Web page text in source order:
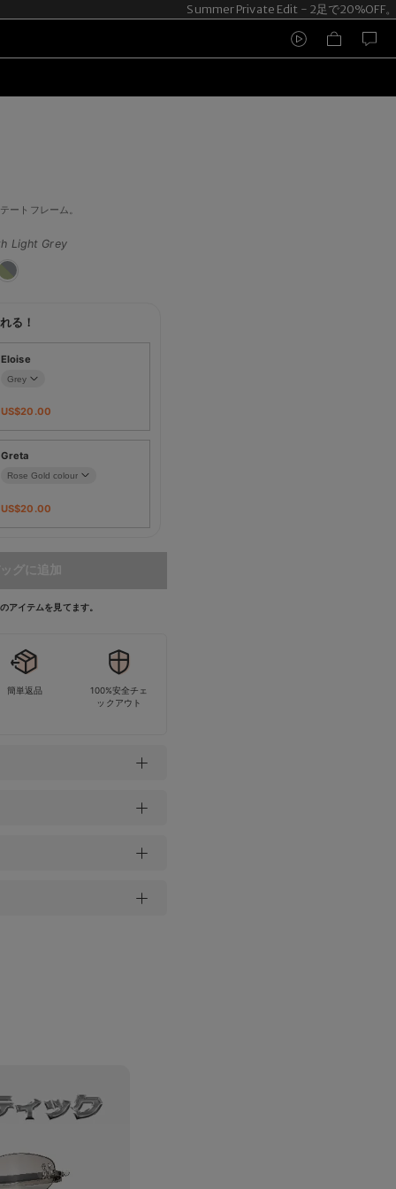
Summer Private Edit - 2足で20%OFF。
ートフレーム。
Light Grey
る！
Eloise
US$20.00
Greta
US$20.00
グに追加
アイテムを見てます。
簡単返品
100%安全チェ
ックアウト